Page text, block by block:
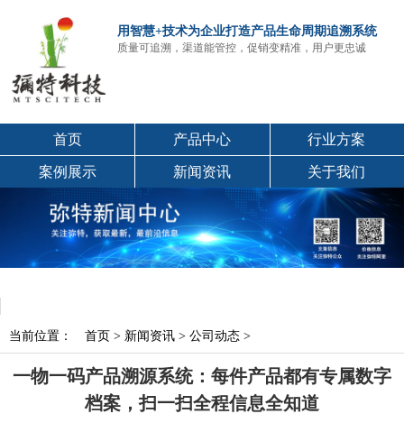
用智慧+技术为企业打造产品生命周期追溯系统
质量可追溯，渠道能管控，促销变精准，用户更忠诚
首页 产品中心 行业方案
案例展示 新闻资讯 关于我们
当前位置： 首页 > 新闻资讯 > 公司动态 >
一物一码产品溯源系统：每件产品都有专属数字
档案，扫一扫全程信息全知道